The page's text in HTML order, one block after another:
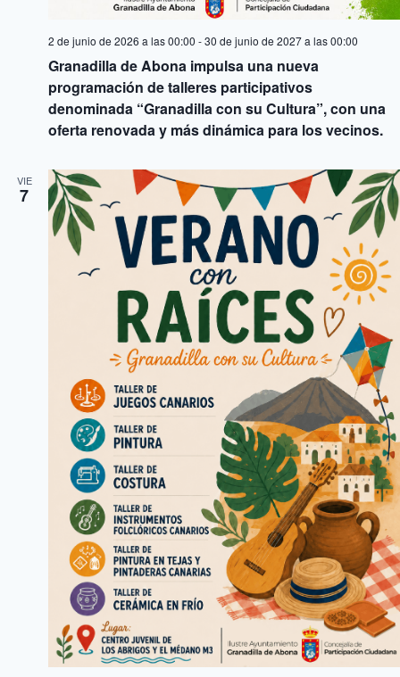
Granadilla de Abona impulsa una nueva
programación de talleres participativos
denominada “Granadilla con su Cultura”, con una
oferta renovada y más dinámica para los vecinos.
2 de junio de 2026 a las 00:00 -30 de junio de 2027 a las 00:00
VIE
7